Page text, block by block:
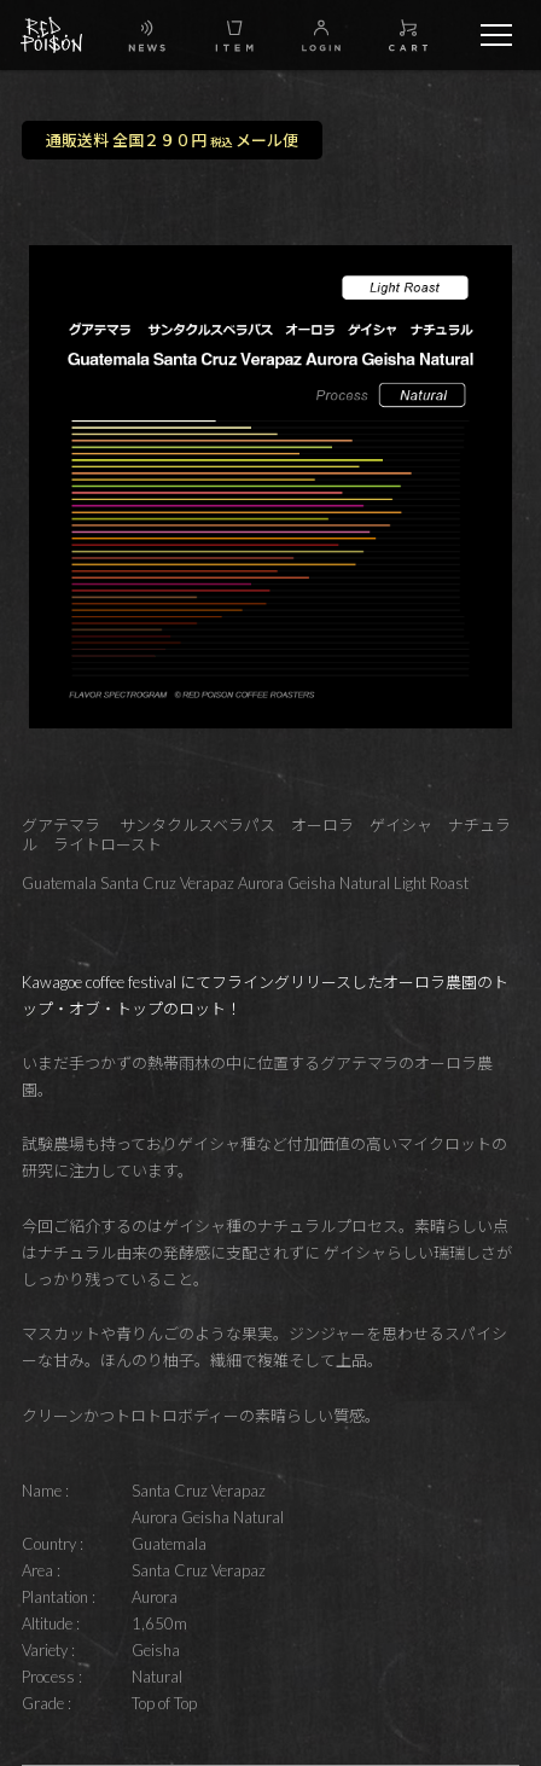
IG
通販送料 全国２９０円 税込メール便
グアテマラ サンタクルスベラパス オーロラ ゲイシャ ナチュラ
ル ライトロースト
Guatemala Santa Cruz Verapaz Aurora Geisha Natural Light Roast
Kawagoe coffee festival にてフライングリリースしたオーロラ農園のト
ップ・オブ・トップのロット！
いまだ手つかずの熱帯雨林の中に位置するグアテマラのオーロラ農
園。
試験農場も持っておりゲイシャ種など付加価値の高いマイクロットの
研究に注力しています。
今回ご紹介するのはゲイシャ種のナチュラルプロセス。素晴らしい点
はナチュラル由来の発酵感に支配されずに ゲイシャらしい瑞瑞しさが
しっかり残っていること。
マスカットや青りんごのような果実。ジンジャーを思わせるスパイシ
ーな甘み。ほんのり柚子。繊細で複雑そして上品。
クリーンかつトロトロボディーの素晴らしい質感。
Name :
Santa Cruz Verapaz
Aurora Geisha Natural
Country :
Guatemala
Area :
Santa Cruz Verapaz
Plantation :
Aurora
Altitude :
1,650m
Variety :
Geisha
Process :
Natural
Grade :
Top of Top